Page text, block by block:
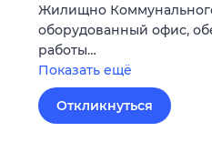
Жилищно
оборудованный офис,
работы…
Показать ещё
Откликнуться